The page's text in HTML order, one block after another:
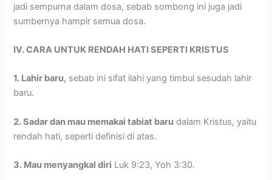
jadi sempurna dalam dosa, sebab sombong ini juga jadi
sumbernya hampir semua dosa.
IV. CARA UNTUK RENDAH HATI SEPERTI KRISTUS
1. Lahir baru, sebab ini sifat ilahi yang timbul sesudah lahir
baru.
2. Sadar dan mau memakai tabiat baru dalam Kristus, yaitu
rendah hati, seperti definisi di atas.
3. Mau menyangkal diri Luk 9:23, Yoh 3:30.